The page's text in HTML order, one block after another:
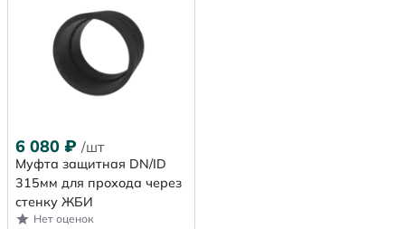
6 080 ₽ /шт
Муфта защитная DN/ID
315мм для прохода через
стенку ЖБИ
Нет оценок